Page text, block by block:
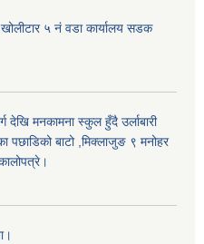
५ नं वडा कार्यालय सडक
देखि मनकामना स्कुल हुँदै उर्लाबारी
पछाडिको बाटो ,मिक्लाजुङ ९ मनोहर